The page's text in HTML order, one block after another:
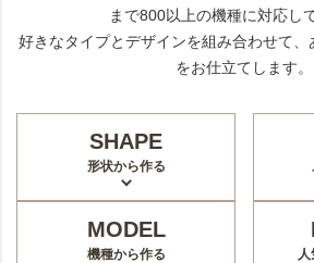
まで800以上の機種に対応し
好きなタイプとデザインを組み合わせて
をお仕立てします。
SHAPE
形状から作る
MODEL
機種から作る 人